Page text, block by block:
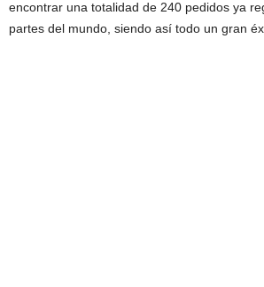
encontrar una totalidad de 240 pedidos ya
partes del mundo, siendo así todo un gran